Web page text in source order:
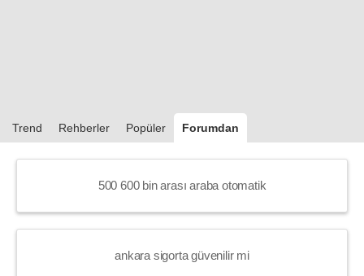
Trend Rehberler Popüler Forumdan
500 600 bin arası araba otomatik
ankara sigorta güvenilir mi